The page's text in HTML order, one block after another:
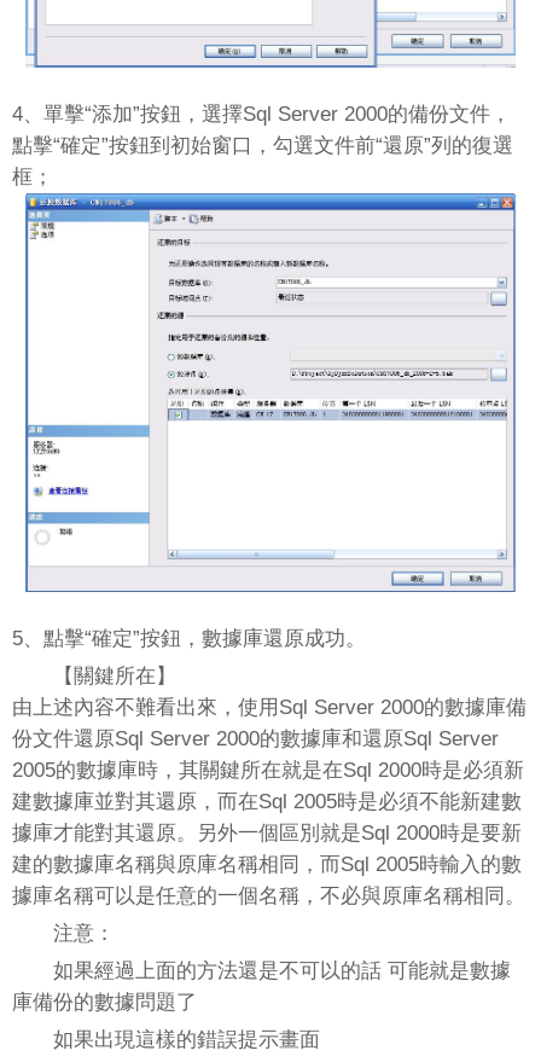
4、單擊“添加”按鈕，選擇Sql Server 2000的備份文件，
點擊“確定”按鈕到初始窗口，勾選文件前“還原”列的復選
框；
5、點擊“確定”按鈕，數據庫還原成功。
【關鍵所在】
由上述內容不難看出來，使用Sql Server 2000的數據庫備
份文件還原Sql Server 2000的數據庫和還原Sql Server
2005的數據庫時，其關鍵所在就是在Sql 2000時是必須新
建數據庫並對其還原，而在Sql 2005時是必須不能新建數
據庫才能對其還原。另外一個區別就是Sql 2000時是要新
建的數據庫名稱與原庫名稱相同，而Sql 2005時輸入的數
據庫名稱可以是任意的一個名稱，不必與原庫名稱相同。
注意：
如果經過上面的方法還是不可以的話 可能就是數據
庫備份的數據問題了
如果出現這樣的錯誤提示畫面